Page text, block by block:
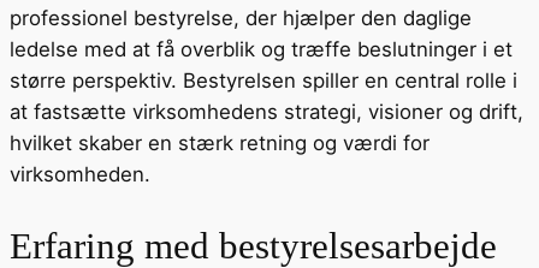
professionel bestyrelse, der hjælper den daglige
ledelse med at få overblik og træffe beslutninger i et
større perspektiv. Bestyrelsen spiller en central rolle i
at fastsætte virksomhedens strategi, visioner og drift,
hvilket skaber en stærk retning og værdi for
virksomheden.
Erfaring med bestyrelsesarbejde